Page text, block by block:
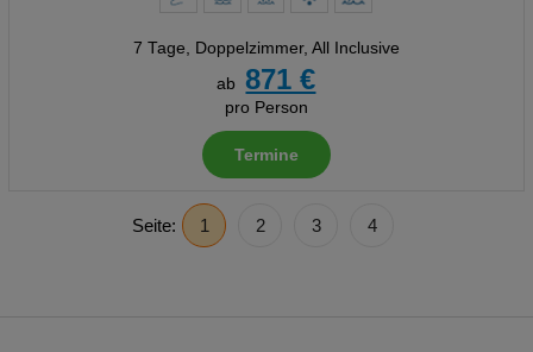
7 Tage, Doppelzimmer, All Inclusive
ab
871 €
pro Person
Termine
Seite: 1 2 3 4